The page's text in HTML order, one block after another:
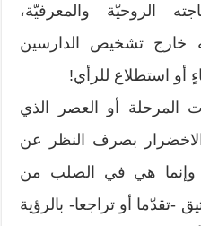
الروحيّة والمعرفيّة،
خارج تشخيص الدارسين
أو استطلاع للرأي!
المرحلة أو العصر الذي
بصرف النظر عن
وإنما هي في الصلب من
-تقدّما أو تراجعا- بالرؤية